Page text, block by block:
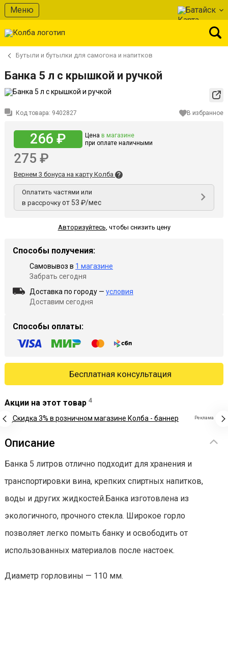
Меню Батайск
Бутыли и бутылки для самогона и напитков
Банка 5 л с крышкой и ручкой
Код товара: 9402827 В избранное
266 ₽ Цена в магазине
при оплате наличными
275 ₽
Вернем 3 бонуса на карту Колба
Оплатить частями или
в рассрочку от 53 ₽/мес
Авторизуйтесь, чтобы снизить цену
Способы получения:
Самовывоз в 1 магазине
Забрать сегодня
Доставка по городу — условия
Доставим сегодня
Способы оплаты:
Бесплатная консультация
Акции на этот товар 4
Реклама
Описание
Банка 5 литров отлично подходит для хранения и
транспортировки вина, крепких спиртных напитков,
воды и других жидкостей.Банка изготовлена из
экологичного, прочного стекла. Широкое горло
позволяет легко помыть банку и освободить от
использованных материалов после настоек.
Диаметр горловины — 110 мм.